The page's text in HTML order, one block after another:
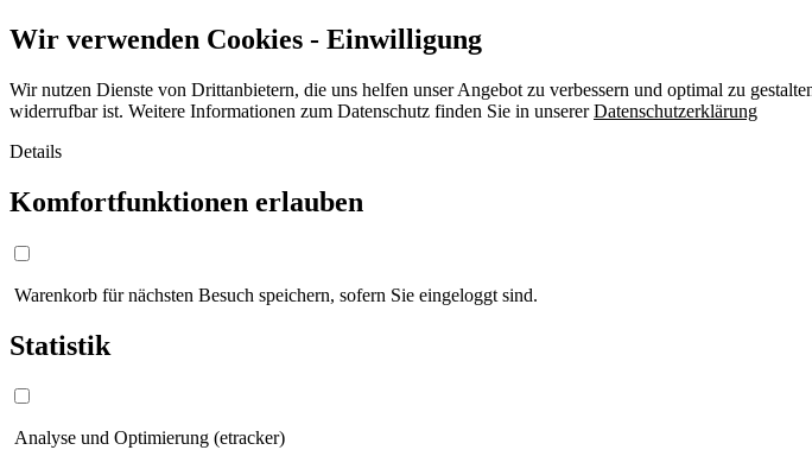
Wir verwenden Cookies - Einwilligung
Wir nutzen Dienste von Drittanbietern, die uns helfen unser Angebot zu verbessern und optimal zu
widerrufbar ist. Weitere Informationen zum Datenschutz finden Sie in unsererDatenschutzerklärung
Details
Komfortfunktionen erlauben
Warenkorb für nächsten Besuch speichern, sofern Sie eingeloggt sind.
Statistik
Analyse und Optimierung (etracker)